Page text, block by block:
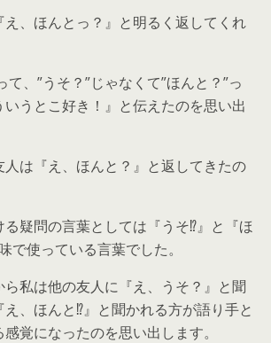
、ほんとっ？』と明るく返してくれ
、”うそ？”じゃなくて”ほんと？”っ
うとこ好き！』と伝えたのを思い出
人は『え、ほんと？』と返してきたの
疑問の言葉としては『うそ⁉』と『ほ
で使っている言葉でした。
私は他の友人に『え、うそ？』と聞
、ほんと⁉』と聞かれる方が語り手と
覚になったのを思い出します。